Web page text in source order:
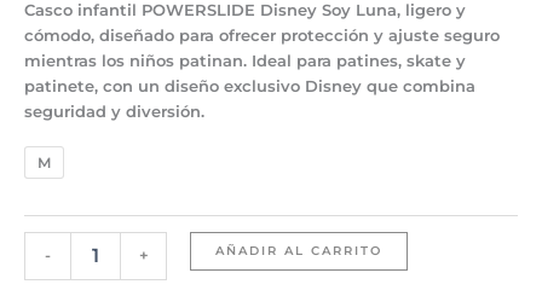
Casco infantil POWERSLIDE Disney Soy Luna, ligero y
cómodo, diseñado para ofrecer protección y ajuste seguro
mientras los niños patinan. Ideal para patines, skate y
patinete, con un diseño exclusivo Disney que combina
seguridad y diversión.
M
- + AÑADIR AL CARRITO